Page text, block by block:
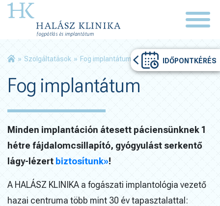
IDŐPONTKÉRÉS
» Szolgáltatások » Fog implantátum
Fog implantátum
Minden implantáción átesett páciensünknek 1
hétre fájdalomcsillapító, gyógyulást serkentő
lágy-lézert biztosítunk»!
A HALÁSZ KLINIKA a fogászati implantológia vezető
hazai centruma több mint 30 év tapasztalattal: